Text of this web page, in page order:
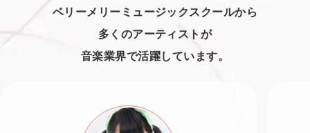
ベリーメリーミュージックスクールから
多くのアーティストが
音楽業界で活躍しています。